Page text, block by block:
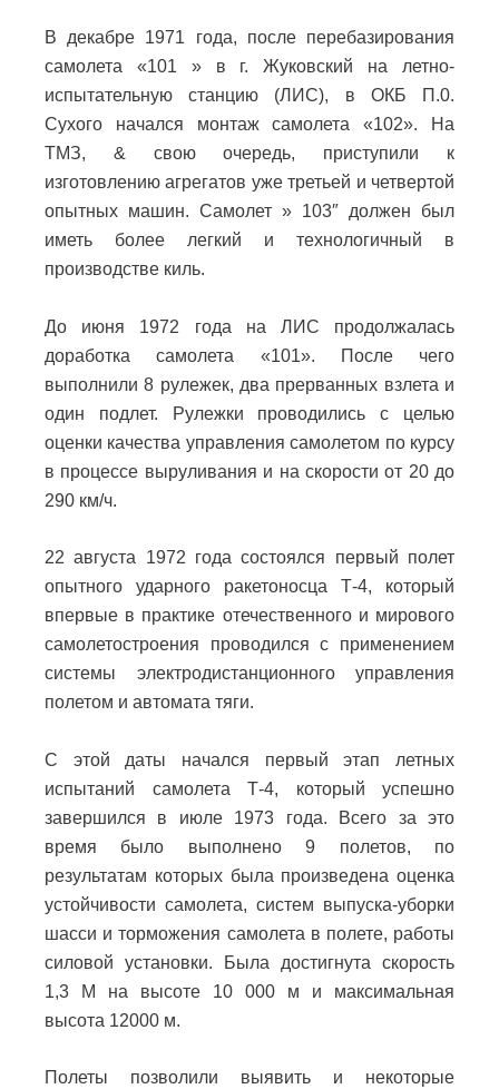
В декабре 1971 года, после перебазирования
самолета «101 » в г. Жуковский на летно-
испытательную станцию (ЛИС), в ОКБ П.0.
Сухого начался монтаж самолета «102». На
ТМЗ, & свою очередь, приступили к
изготовлению агрегатов уже третьей и четвертой
опытных машин. Самолет » 103″ должен был
иметь более легкий и технологичный в
производстве киль.
До июня 1972 года на ЛИС продолжалась
доработка самолета «101». После чего
выполнили 8 рулежек, два прерванных взлета и
один подлет. Рулежки проводились с целью
оценки качества управления самолетом по курсу
в процессе выруливания и на скорости от 20 до
290 км/ч.
22 августа 1972 года состоялся первый полет
опытного ударного ракетоносца Т-4, который
впервые в практике отечественного и мирового
самолетостроения проводился с применением
системы электродистанционного управления
полетом и автомата тяги.
С этой даты начался первый этап летных
испытаний самолета Т-4, который успешно
завершился в июле 1973 года. Всего за это
время было выполнено 9 полетов, по
результатам которых была произведена оценка
устойчивости самолета, систем выпуска-уборки
шасси и торможения самолета в полете, работы
силовой установки. Была достигнута скорость
1,3 М на высоте 10 000 м и максимальная
высота 12000 м.
Полеты позволили выявить и некоторые